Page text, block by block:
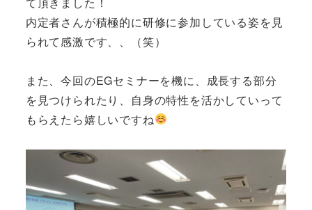
内定者さんが積極的に研修に参加している姿を見
られて感激です、、（笑）
また、今回のEGセミナーを機に、成長する部分
を見つけられたり、自身の特性を活かしていって
もらえたら嬉しいですね